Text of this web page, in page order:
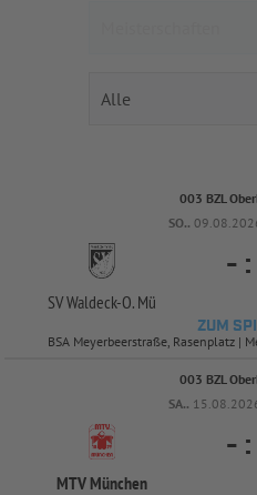
003 BZL
SO..
SV Waldeck-O. Mü
- :
ZUM
BSA Meyerbeerstraße, Rasenplatz |
003 BZL
SA..
MTV München
- :